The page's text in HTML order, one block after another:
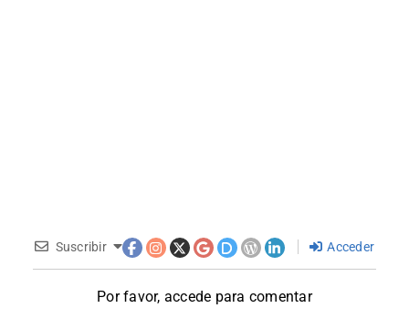
Suscribir Acceder
Por favor, accede para comentar